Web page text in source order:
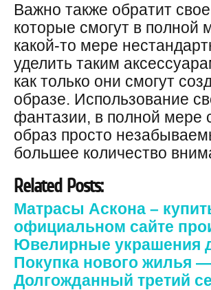
Важно также обратит
которые смогут в
какой-то мере
уделить таким
как только они смогут
образе. Использование
фантазии, в полной мере
образ просто
большее количество
Related Posts:
Матрасы Аскона –
официальном сайте
Ювелирные украшения
Покупка нового жилья
Долгожданный третий